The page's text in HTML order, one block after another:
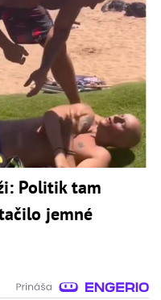
Politik tam
jemné